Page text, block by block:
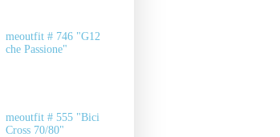
meoutfit # 746 "G12
che Passione"
meoutfit # 555 "Bici
Cross 70/80"